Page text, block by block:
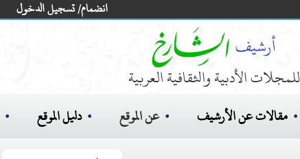
انضمام/ تسجيل الدخول
للمجلات الأدبية والثقافية العربية
مقالات عن الأرشيف عن الموقع دليل الموقع